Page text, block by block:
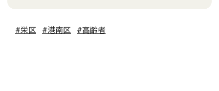
#栄区 #港南区 #高齢者